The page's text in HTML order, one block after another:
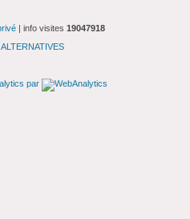
| info visites 19047918
ALTERNATIVES
par